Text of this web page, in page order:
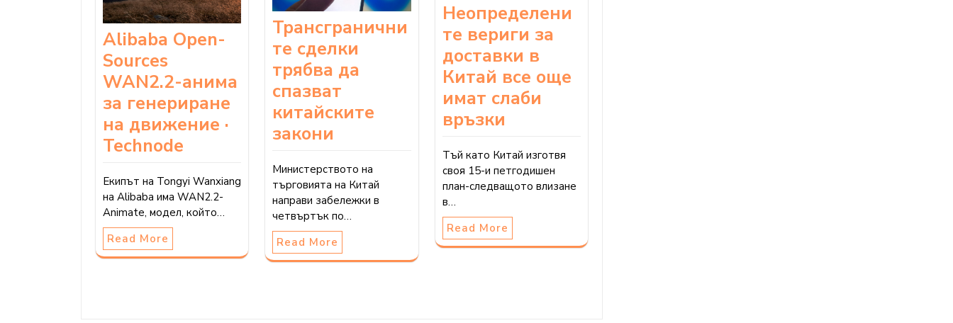
Alibaba Open-
Sources
WAN2.2-анима
за генериране
на движение ·
Technode
Екипът на Tongyi Wanxiang
на Alibaba има WAN2.2-
Animate, модел, който…
Read More
Трансгранични
те сделки
трябва да
спазват
китайските
закони
Министерството на
търговията на Китай
направи забележки в
четвъртък по…
Read More
Неопределени
те вериги за
доставки в
Китай все още
имат слаби
връзки
Тъй като Китай изготвя
своя 15-и петгодишен
план-следващото влизане
в…
Read More